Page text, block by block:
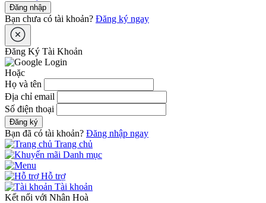
Đăng nhập
Bạn chưa có tài khoản? Đăng ký ngay
Đăng Ký Tài Khoản
Hoặc
Họ và tên
Địa chỉ email
Số điện thoại
Đăng ký
Bạn đã có tài khoản? Đăng nhập ngay
Trang chủ
Danh mục
Hỗ trợ
Tài khoản
Kết nối với Nhân Hoà